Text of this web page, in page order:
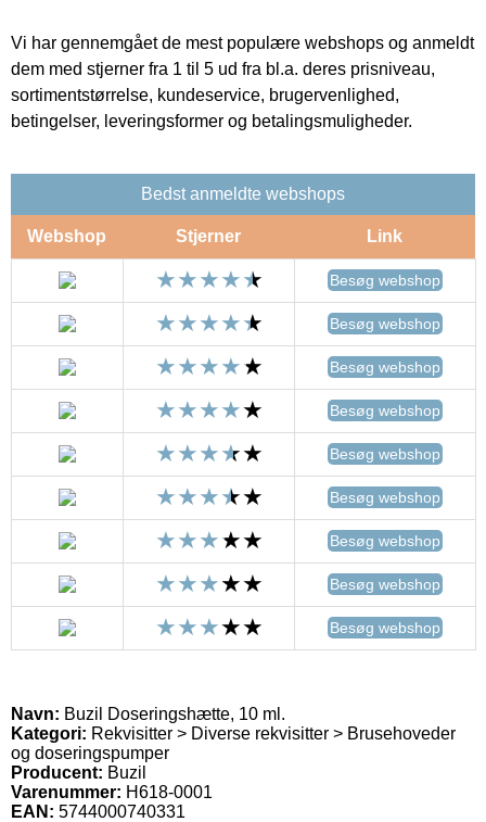
Vi har gennemgået de mest populære webshops og anmeldt
dem med stjerner fra 1 til 5 ud fra bl.a. deres prisniveau,
sortimentstørrelse, kundeservice, brugervenlighed,
betingelser, leveringsformer og betalingsmuligheder.
Bedst anmeldte webshops
Webshop Stjerner Link
Besøg webshop
Besøg webshop
Besøg webshop
Besøg webshop
Besøg webshop
Besøg webshop
Besøg webshop
Besøg webshop
Besøg webshop
Navn: Buzil Doseringshætte, 10 ml.
Kategori: Rekvisitter > Diverse rekvisitter > Brusehoveder
og doseringspumper
Producent: Buzil
Varenummer: H618-0001
EAN: 5744000740331